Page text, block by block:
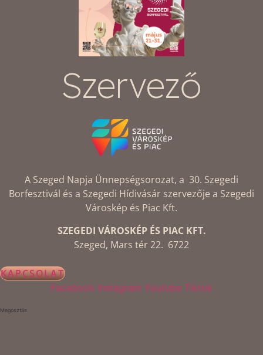
Szervező
A Szeged Napja Ünnepségsorozat, a 30. Szegedi
Borfesztivál és a Szegedi Hídivásár szervezője a Szegedi
Városkép és Piac Kft.
SZEGEDI VÁROSKÉP ÉS PIAC KFT.
Szeged, Mars tér 22. 6722
KAPCSOLAT
Facebook Instagram Youtube Tiktok
Megosztás